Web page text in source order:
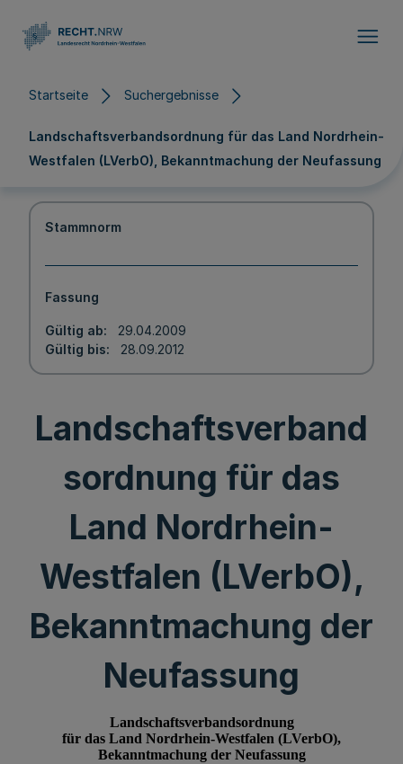
Startseite Suchergebnisse
Landschaftsverbandsordnung für das Land Nordrhein-
Westfalen (LVerbO), Bekanntmachung der Neufassung
Stammnorm
Fassung
Gültig ab
29.04.2009
Gültig bis
28.09.2012
Landschaftsverband
sordnung für das
Land Nordrhein-
Westfalen (LVerbO),
Bekanntmachung der
Neufassung